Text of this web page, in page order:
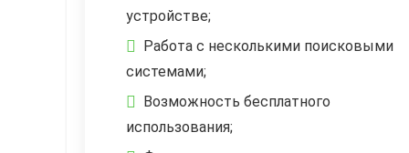
устройстве;
Работа с несколькими поисковыми
системами;
Возможность бесплатного
использования;